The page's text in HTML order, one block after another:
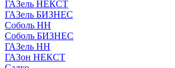
ГАЗель НЕКСТ
ГАЗель БИЗНЕС
Соболь НН
Соболь БИЗНЕС
ГАЗель НН
ГАЗон НЕКСТ